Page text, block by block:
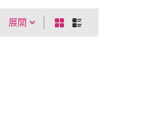
展開
棋
盤
列